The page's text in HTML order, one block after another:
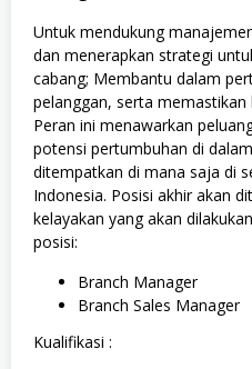
Untuk mendukung
dan menerapkan strategi
cabang; Membantu dalam
pelanggan, serta
Peran ini menawarkan
potensi pertumbuhan di
ditempatkan di mana saja di
Indonesia. Posisi akhir akan
kelayakan yang akan
posisi:
Branch Manager
Branch Sales Manager
Kualifikasi :